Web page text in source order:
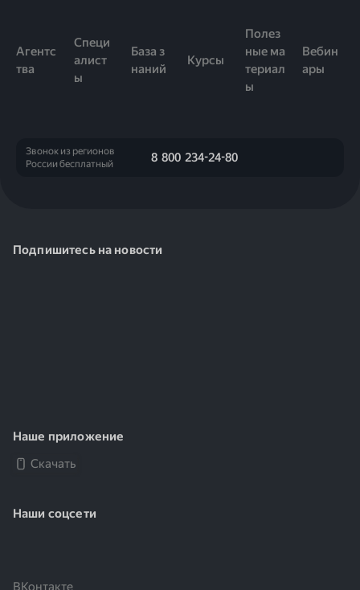
если требуется перепроверить фильтрацию трафика
вручную.
Агентс
тва
Специ
алист
ы
База з
наний
Курсы
Полез
ные ма
териал
ы
Вебин
ары
8 800 234-24-80
Звонок из регионов
России бесплатный
Подпишитесь на новости
Наши соцсети
ВКонтакте
Наше приложение
Скачать